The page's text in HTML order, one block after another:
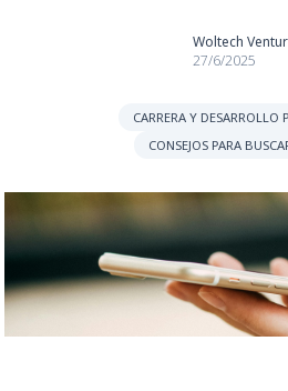
Woltech
27/6/2025
CARRERA Y DESARROLLO
CONSEJOS PARA